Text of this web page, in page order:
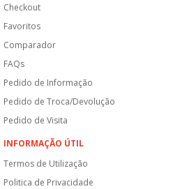
Checkout
Favoritos
Comparador
FAQs
Pedido de Informação
Pedido de Troca/Devolução
Pedido de Visita
INFORMAÇÃO ÚTIL
Termos de Utilização
Politica de Privacidade